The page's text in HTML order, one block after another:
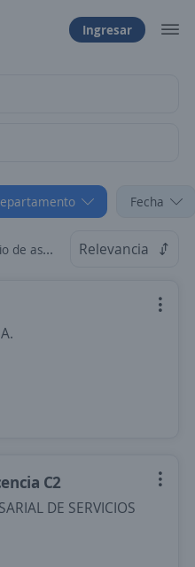
Ingresar
Fecha
Santander Relevancia
C2
DE SERVICIOS